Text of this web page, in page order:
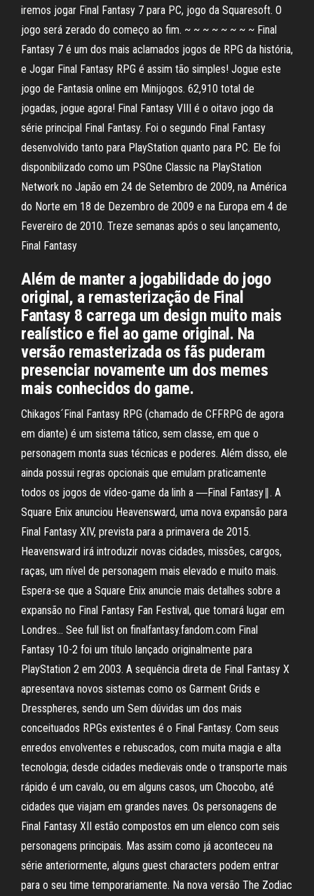
iremos jogar Final Fantasy 7 para PC, jogo da Squaresoft. O
jogo será zerado do começo ao fim. ~ ~ ~ ~ ~ ~ ~ ~ Final
Fantasy 7 é um dos mais aclamados jogos de RPG da história,
e Jogar Final Fantasy RPG é assim tão simples! Jogue este
jogo de Fantasia online em Minijogos. 62,910 total de
jogadas, jogue agora! Final Fantasy VIII é o oitavo jogo da
série principal Final Fantasy. Foi o segundo Final Fantasy
desenvolvido tanto para PlayStation quanto para PC. Ele foi
disponibilizado como um PSOne Classic na PlayStation
Network no Japão em 24 de Setembro de 2009, na América
do Norte em 18 de Dezembro de 2009 e na Europa em 4 de
Fevereiro de 2010. Treze semanas após o seu lançamento,
Final Fantasy
Além de manter a jogabilidade do jogo
original, a remasterização de Final
Fantasy 8 carrega um design muito mais
realístico e fiel ao game original. Na
versão remasterizada os fãs puderam
presenciar novamente um dos memes
mais conhecidos do game.
Chikagos´Final Fantasy RPG (chamado de CFFRPG de agora
em diante) é um sistema tático, sem classe, em que o
personagem monta suas técnicas e poderes. Além disso, ele
ainda possui regras opcionais que emulam praticamente
todos os jogos de vídeo-game da linh a ―Final Fantasy‖. A
Square Enix anunciou Heavensward, uma nova expansão para
Final Fantasy XIV, prevista para a primavera de 2015.
Heavensward irá introduzir novas cidades, missões, cargos,
raças, um nível de personagem mais elevado e muito mais.
Espera-se que a Square Enix anuncie mais detalhes sobre a
expansão no Final Fantasy Fan Festival, que tomará lugar em
Londres… See full list on finalfantasy.fandom.com Final
Fantasy 10-2 foi um título lançado originalmente para
PlayStation 2 em 2003. A sequência direta de Final Fantasy X
apresentava novos sistemas como os Garment Grids e
Dresspheres, sendo um Sem dúvidas um dos mais
conceituados RPGs existentes é o Final Fantasy. Com seus
enredos envolventes e rebuscados, com muita magia e alta
tecnologia; desde cidades medievais onde o transporte mais
rápido é um cavalo, ou em alguns casos, um Chocobo, até
cidades que viajam em grandes naves. Os personagens de
Final Fantasy XII estão compostos em um elenco com seis
personagens principais. Mas assim como já aconteceu na
série anteriormente, alguns guest characters podem entrar
para o seu time temporariamente. Na nova versão The Zodiac